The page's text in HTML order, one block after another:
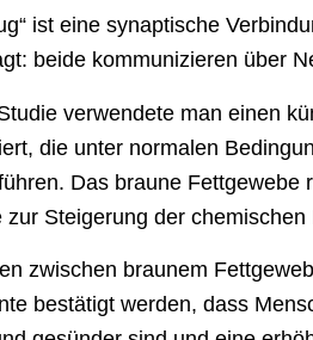
ist eine synaptische
beide kommunizieren über
verwendete man einen
die unter normalen
Das braune
zur Steigerung der
zwischen braunem
bestätigt werden, dass